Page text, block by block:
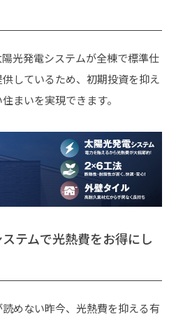
光発電システムが全棟で標準仕
しているため、初期投資を抑え
まいを実現できます。
テムで光熱費をお得にし
めない昨今、光熱費を抑える有